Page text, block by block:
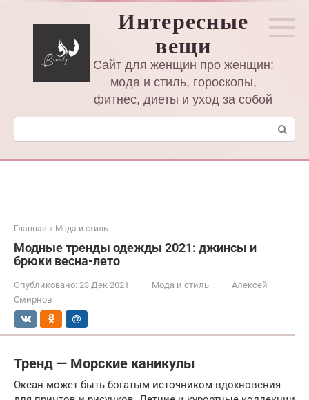
Интересные
вещи
Сайт для женщин про женщин:
мода и стиль, гороскопы,
фитнес, диеты и уход за собой
Поиск:
Главная » Мода и стиль
Модные тренды одежды 2021: джинсы и
брюки весна-лето
Опубликовано: 23 Дек 2021 Мода и стиль
Алексей
Смирнов
Тренд — Морские каникулы
Океан может быть богатым источником вдохновения